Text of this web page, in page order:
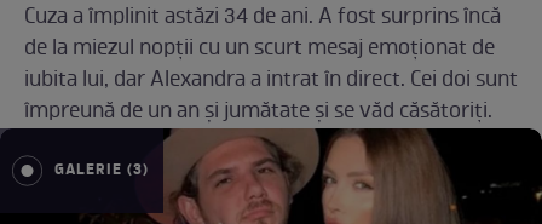
Cuza a împlinit astăzi 34 de ani. A fost surprins încă
de la miezul nopții cu un scurt mesaj emoționat de
iubita lui, dar Alexandra a intrat în direct. Cei doi sunt
împreună de un an și jumătate și se văd căsătoriți.
GALERIE (3)